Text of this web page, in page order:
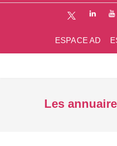
ESPACE AD
Les